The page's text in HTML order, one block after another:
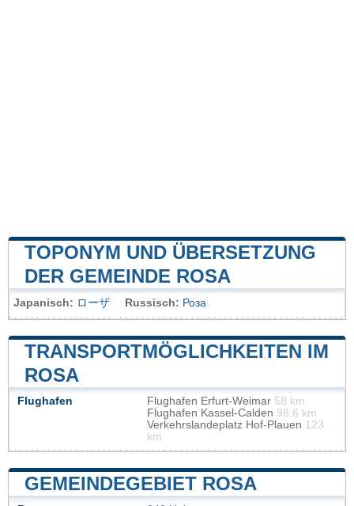
TOPONYM UND ÜBERSETZUNG
DER GEMEINDE ROSA
Japanisch: ローザ Russisch: Роза
TRANSPORTMÖGLICHKEITEN IM
ROSA
Flughafen Flughafen Erfurt-Weimar 58 km
Flughafen Kassel-Calden 98.6 km
Verkehrslandeplatz Hof-Plauen 123
km
GEMEINDEGEBIET ROSA